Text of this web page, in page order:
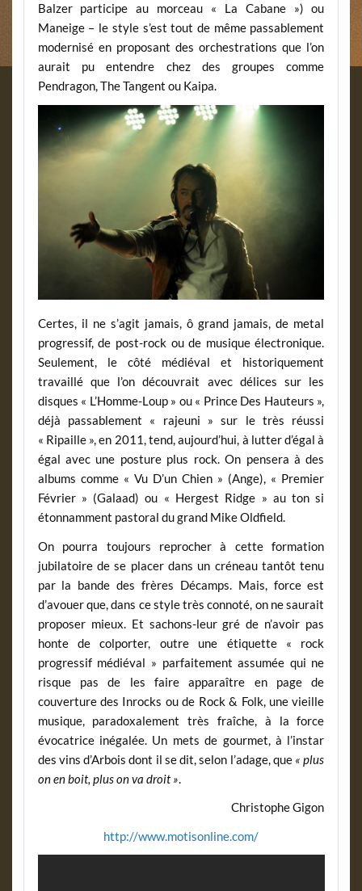
Balzer participe au morceau « La Cabane ») ou
Maneige – le style s’est tout de même passablement
modernisé en proposant des orchestrations que l’on
aurait pu entendre chez des groupes comme
Pendragon, The Tangent ou Kaipa.
Certes, il ne s’agit jamais, ô grand jamais, de metal
progressif, de post-rock ou de musique électronique.
Seulement, le côté médiéval et historiquement
travaillé que l’on découvrait avec délices sur les
disques « L’Homme-Loup » ou « Prince Des Hauteurs »,
déjà passablement « rajeuni » sur le très réussi
« Ripaille », en 2011, tend, aujourd’hui, à lutter d’égal à
égal avec une posture plus rock. On pensera à des
albums comme « Vu D’un Chien » (Ange), « Premier
Février » (Galaad) ou « Hergest Ridge » au ton si
étonnamment pastoral du grand Mike Oldfield.
On pourra toujours reprocher à cette formation
jubilatoire de se placer dans un créneau tantôt tenu
par la bande des frères Décamps. Mais, force est
d’avouer que, dans ce style très connoté, on ne saurait
proposer mieux. Et sachons-leur gré de n’avoir pas
honte de colporter, outre une étiquette « rock
progressif médiéval » parfaitement assumée qui ne
risque pas de les faire apparaître en page de
couverture des Inrocks ou de Rock & Folk, une vieille
musique, paradoxalement très fraîche, à la force
évocatrice inégalée. Un mets de gourmet, à l’instar
des vins d’Arbois dont il se dit, selon l’adage, que « plus
on en boit, plus on va droit ».
Christophe Gigon
http://www.motisonline.com/